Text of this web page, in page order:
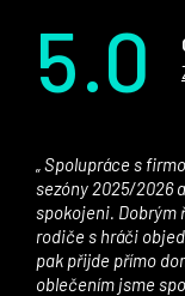
5.0
sezóny 2025/2026
spokojeni. Dobrým
rodiče s hráči
pak přijde přímo
oblečením jsme